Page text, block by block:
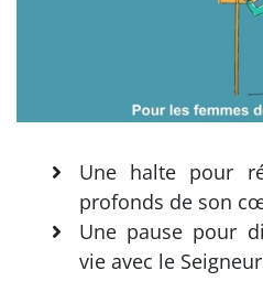
Une halte pour
profonds de son
Une pause pour
vie avec le